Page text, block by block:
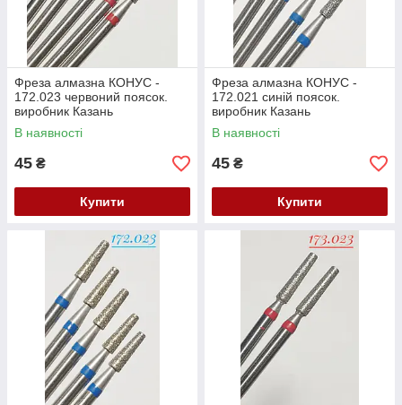
Фреза алмазна КОНУС -
172.023 червоний поясок.
виробник Казань
(104.172.514.023) Залишок
В наявності
45 ₴
Купити
Фреза алмазна КОНУС -
172.021 синій поясок.
виробник Казань
(104.172.524.021) Залишок
В наявності
45 ₴
Купити